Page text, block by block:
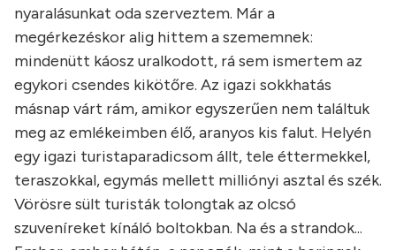
nyaralásunkat oda szerveztem. Már a
megérkezéskor alig hittem a szememnek:
mindenütt káosz uralkodott, rá sem ismertem az
egykori csendes kikötőre. Az igazi sokkhatás
másnap várt rám, amikor egyszerűen nem találtuk
meg az emlékeimben élő, aranyos kis falut. Helyén
egy igazi turistaparadicsom állt, tele éttermekkel,
teraszokkal, egymás mellett milliónyi asztal és szék.
Vörösre sült turisták tolongtak az olcsó
szuveníreket kínáló boltokban. Na és a strandok...